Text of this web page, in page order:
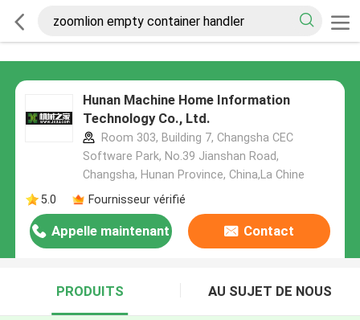
Hunan Machine Home Information
Technology Co., Ltd.
Room 303, Building 7, Changsha CEC
Software Park, No.39 Jianshan Road,
Changsha, Hunan Province, China,La Chine
5.0
Fournisseur vérifié
Appelle maintenant Contact
PRODUITS AU SUJET DE NOUS